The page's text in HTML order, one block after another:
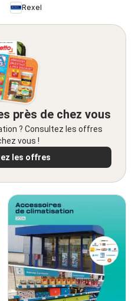
Rexel
près de chez vous
? Consultez les offres
vous !
les offres